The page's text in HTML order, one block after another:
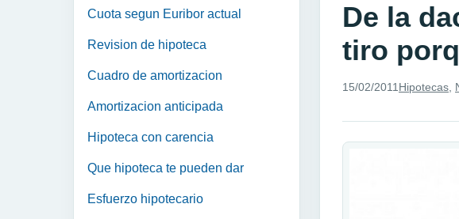
Cuota segun Euribor actual
Revision de hipoteca
Cuadro de amortizacion
Amortizacion anticipada
Hipoteca con carencia
Que hipoteca te pueden dar
Esfuerzo hipotecario
De la
tiro
15/02/2011 Hipotecas